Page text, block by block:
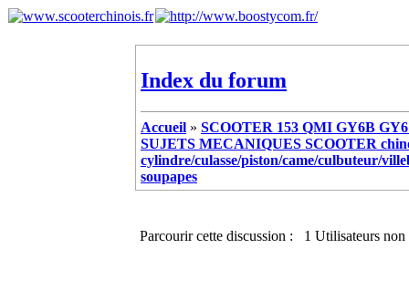
Index du forum
Accueil » SCOOTER 153 QMI GY6B
SUJETS MECANIQUES SCOOTER
cylindre/culasse/piston/came/culbuteur/
soupapes
Parcourir cette discussion : 1 Utilisateurs non